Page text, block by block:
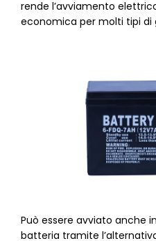
rende l’avviamento
economica per molti tipi di
Può essere avviato anche
batteria tramite